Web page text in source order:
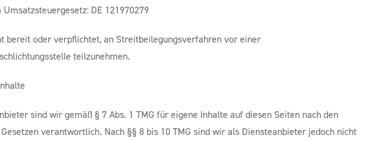
Umsatzsteuergesetz: DE 121970279
bereit oder verpflichtet, an Streitbeilegungsverfahren vor einer
teilzunehmen.
sind wir gemäß § 7 Abs. 1 TMG für eigene Inhalte auf diesen Seiten nach den
verantwortlich. Nach §§ 8 bis 10 TMG sind wir als Diensteanbieter jedoch nicht